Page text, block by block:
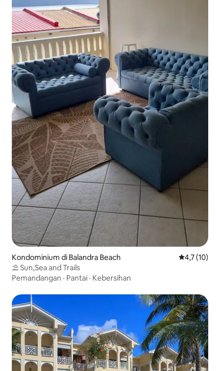
Kondominium di Balandra Beach Nilai rata-
4,7 (10)
⛱ Sun,Sea and Trails
Pemandangan · Pantai · Kebersihan